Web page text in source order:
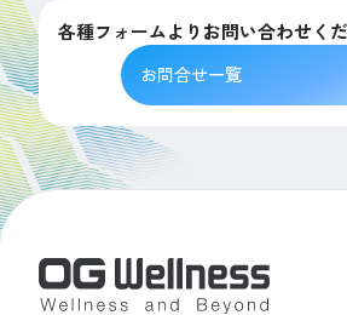
各種フォームよりお問い合わせくだ
お問合せ一覧